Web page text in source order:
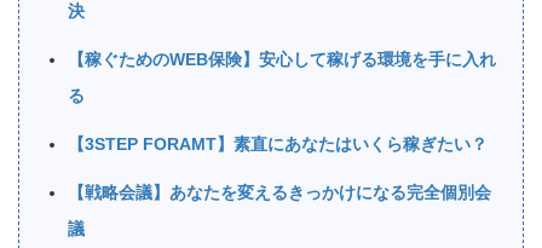
決
【稼ぐためのWEB保険】安心して稼げる環境を手に入れ
る
【3STEP FORAMT】素直にあなたはいくら稼ぎたい？
【戦略会議】あなたを変えるきっかけになる完全個別会
議